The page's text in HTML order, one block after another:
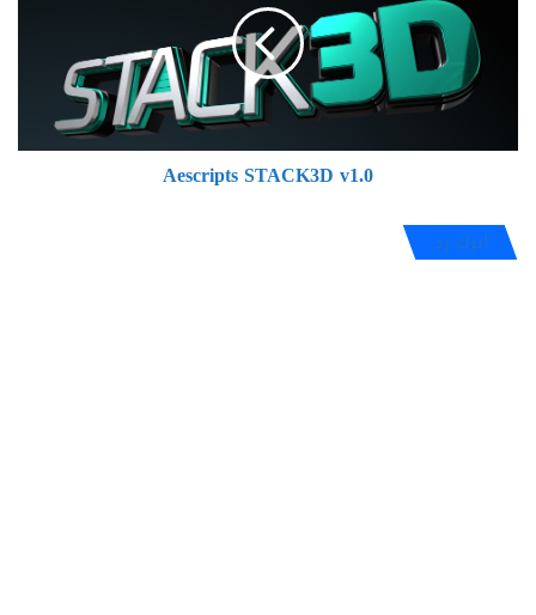
Aescripts STACK3D v1.0
اترك رد